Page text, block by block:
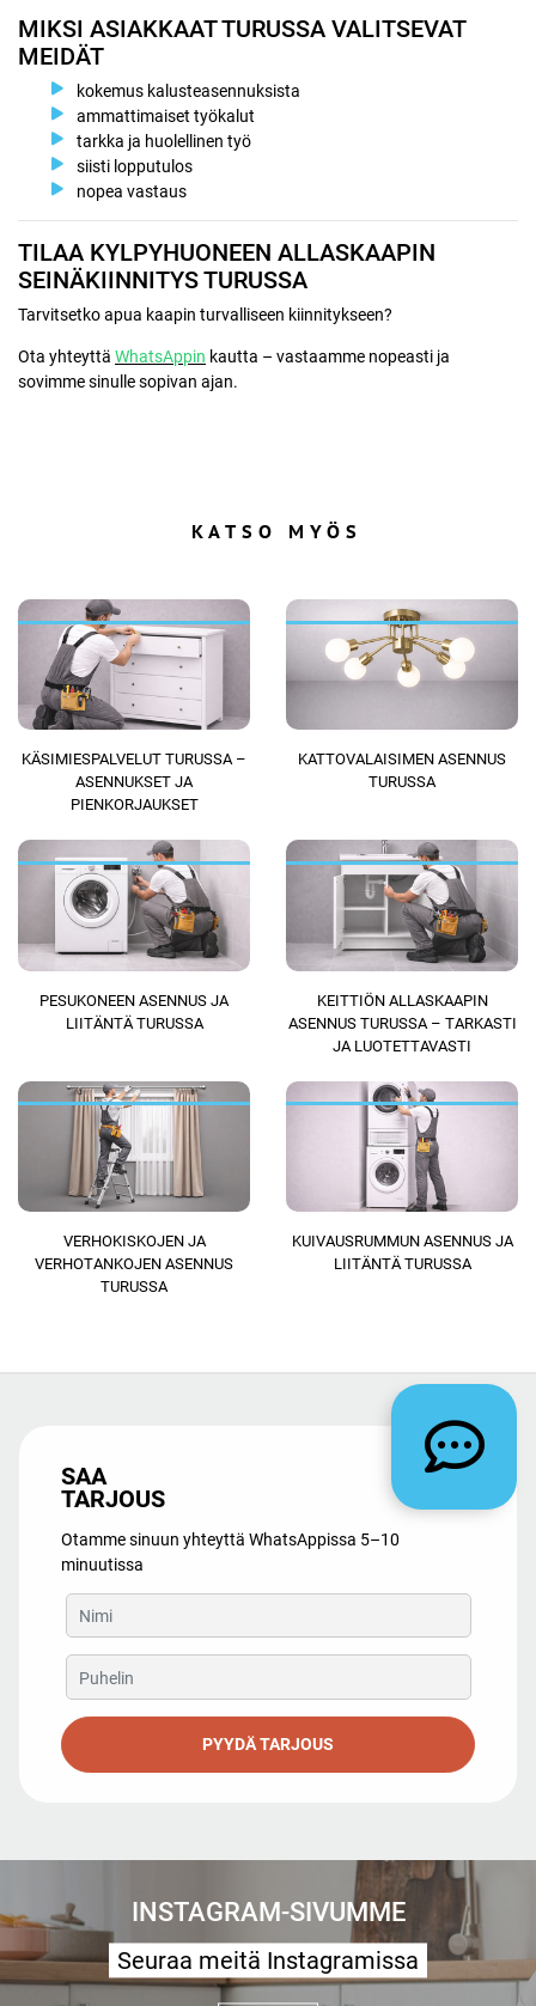
MIKSI ASIAKKAAT TURUSSA VALITSEVAT
MEIDÄT
kokemus kalusteasennuksista
ammattimaiset työkalut
tarkka ja huolellinen työ
siisti lopputulos
nopea vastaus
TILAA KYLPYHUONEEN ALLASKAAPIN
SEINÄKIINNITYS TURUSSA
Tarvitsetko apua kaapin turvalliseen kiinnitykseen?
Ota yhteyttä WhatsAppin kautta – vastaamme nopeasti ja
sovimme sinulle sopivan ajan.
KATSO MYÖS
KÄSIMIESPALVELUT TURUSSA –
ASENNUKSET JA
PIENKORJAUKSET
KATTOVALAISIMEN ASENNUS
TURUSSA
PESUKONEEN ASENNUS JA
LIITÄNTÄ TURUSSA
KEITTIÖN ALLASKAAPIN
ASENNUS TURUSSA – TARKASTI
JA LUOTETTAVASTI
VERHOKISKOJEN JA
VERHOTANKOJEN ASENNUS
TURUSSA
KUIVAUSRUMMUN ASENNUS JA
LIITÄNTÄ TURUSSA
SAA
TARJOUS
Otamme sinuun yhteyttä WhatsAppissa 5–10
minuutissa
PYYDÄ TARJOUS
INSTAGRAM-SIVUMME
Seuraa meitä Instagramissa